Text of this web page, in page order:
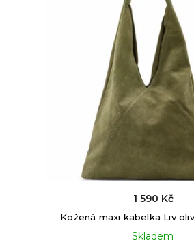
Kožená maxi kabelka Liv
Skladem
1 590 Kč